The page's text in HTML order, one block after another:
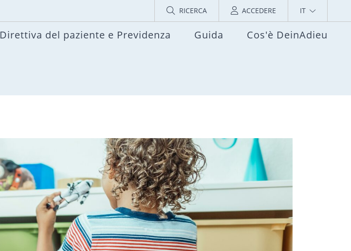
RICERCA ACCEDERE IT
Direttiva del paziente e Previdenza Guida Cos'è DeinAdieu